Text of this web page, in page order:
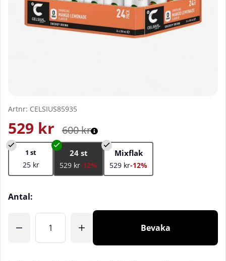
Artnr: CELSIUS85935
600kr
529 kr
1 st
25 kr
24 st
529 kr-12%
Mixflak
529 kr-12%
Antal:
Bevaka